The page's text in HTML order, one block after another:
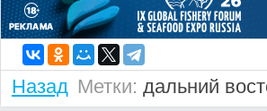
Назад Метки: дальний